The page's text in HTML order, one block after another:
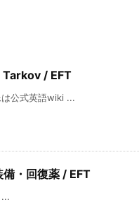
Tarkov / EFT
公式英語wiki ...
・回復薬 / EFT